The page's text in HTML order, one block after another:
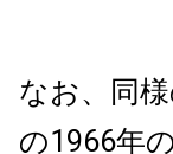
なお、同
の1966年